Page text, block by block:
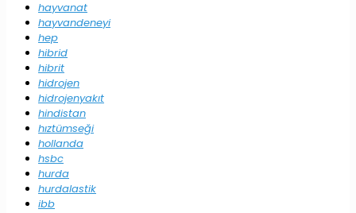
hayvanat
hayvandeneyi
hep
hibrid
hibrit
hidrojen
hidrojenyakıt
hindistan
hıztümseği
hollanda
hsbc
hurda
hurdalastik
ibb